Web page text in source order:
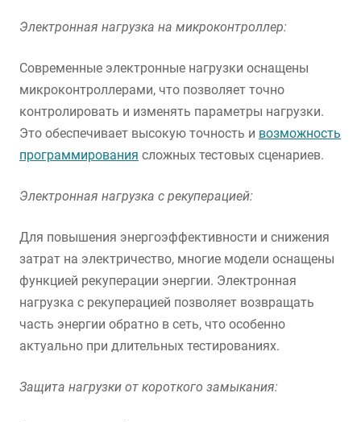
Электронная нагрузка на микроконтроллер:
Современные электронные нагрузки оснащены
микроконтроллерами, что позволяет точно
контролировать и изменять параметры нагрузки.
Это обеспечивает высокую точность и возможность
программирования сложных тестовых сценариев.
Электронная нагрузка с рекуперацией:
Для повышения энергоэффективности и снижения
затрат на электричество, многие модели оснащены
функцией рекуперации энергии. Электронная
нагрузка с рекуперацией позволяет возвращать
часть энергии обратно в сеть, что особенно
актуально при длительных тестированиях.
Защита нагрузки от короткого замыкания: